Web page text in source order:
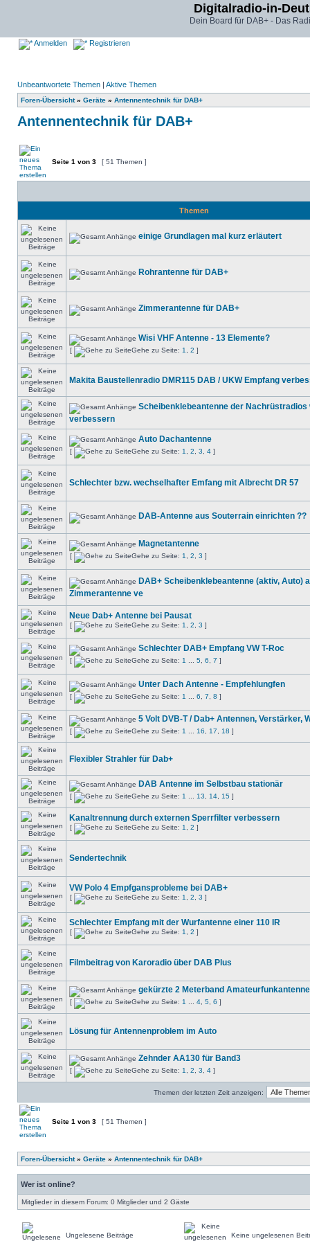
Digitalradio-in-
Dein Board für DAB+ - Das
Anmelden Registrieren
Unbeantwortete Themen | Aktive Themen
Foren-Übersicht» Geräte » Antennentechnik für DAB+
Antennentechnik für DAB+
Seite 1 von 3 [ 51 Themen ]
Themen
einige Grundlagen mal kurz erläutert
Rohrantenne für DAB+
Zimmerantenne für DAB+
Wisi VHF Antenne - 13 Elemente?
[ Gehe zu Seite: 1 2 ]
Makita Baustellenradio DMR115 DAB / UKW Empfang
Scheibenklebeantenne der Nachrüstradios
verbessern
Auto Dachantenne
[ Gehe zu Seite: 1 2 3 4 ]
Schlechter bzw. wechselhafter Emfang mit Albrecht DR 57
DAB-Antenne aus Souterrain einrichten ??
Magnetantenne
[ Gehe zu Seite: 1 2 3 ]
DAB+ Scheibenklebeantenne (aktiv, Auto)
Zimmerantenne ve
Neue Dab+ Antenne bei Pausat
[ Gehe zu Seite: 1 2 3 ]
Schlechter DAB+ Empfang VW T-Roc
[ Gehe zu Seite: 1 5 6 7 ]
Unter Dach Antenne - Empfehlungfen
[ Gehe zu Seite: 1 6 7 8 ]
5 Volt DVB-T / Dab+ Antennen, Verstärker,
[ Gehe zu Seite: 1 16 17 18 ]
Flexibler Strahler für Dab+
DAB Antenne im Selbstbau stationär
[ Gehe zu Seite: 1 13 14 15 ]
Kanaltrennung durch externen Sperrfilter verbessern
[ Gehe zu Seite: 1 2 ]
Sendertechnik
VW Polo 4 Empfgansprobleme bei DAB+
[ Gehe zu Seite: 1 2 3 ]
Schlechter Empfang mit der Wurfantenne einer 110 IR
[ Gehe zu Seite: 1 2 ]
Filmbeitrag von Karoradio über DAB Plus
gekürzte 2 Meterband
[ Gehe zu Seite: 1 4 5 6 ]
Lösung für Antennenproblem im Auto
Zehnder AA130 für Band3
[ Gehe zu Seite: 1 2 3 4 ]
Themen der letzten Zeit anzeigen:
Seite 1 von 3 [ 51 Themen ]
Foren-Übersicht» Geräte » Antennentechnik für DAB+
Wer ist online?
Mitglieder in diesem Forum: 0 Mitglieder und 2 Gäste
Ungelesene Beiträge Keine ungelesenen